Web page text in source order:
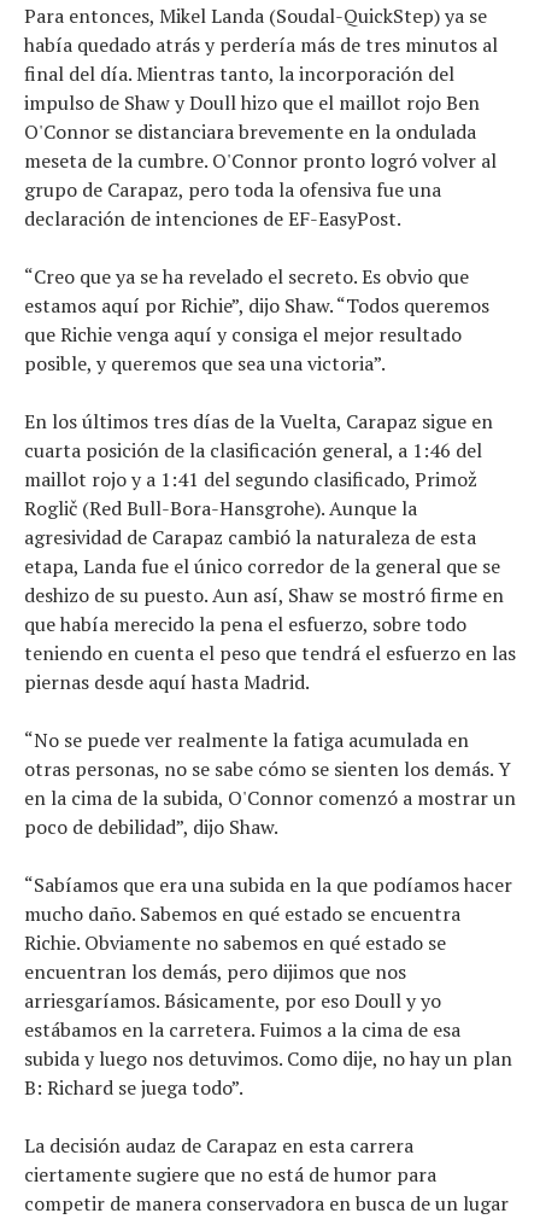
Para entonces, Mikel Landa (Soudal-QuickStep) ya se
había quedado atrás y perdería más de tres minutos al
final del día. Mientras tanto, la incorporación del
impulso de Shaw y Doull hizo que el maillot rojo Ben
O'Connor se distanciara brevemente en la ondulada
meseta de la cumbre. O'Connor pronto logró volver al
grupo de Carapaz, pero toda la ofensiva fue una
declaración de intenciones de EF-EasyPost.
“Creo que ya se ha revelado el secreto. Es obvio que
estamos aquí por Richie”, dijo Shaw. “Todos queremos
que Richie venga aquí y consiga el mejor resultado
posible, y queremos que sea una victoria”.
En los últimos tres días de la Vuelta, Carapaz sigue en
cuarta posición de la clasificación general, a 1:46 del
maillot rojo y a 1:41 del segundo clasificado, Primož
Roglič (Red Bull-Bora-Hansgrohe). Aunque la
agresividad de Carapaz cambió la naturaleza de esta
etapa, Landa fue el único corredor de la general que se
deshizo de su puesto. Aun así, Shaw se mostró firme en
que había merecido la pena el esfuerzo, sobre todo
teniendo en cuenta el peso que tendrá el esfuerzo en las
piernas desde aquí hasta Madrid.
“No se puede ver realmente la fatiga acumulada en
otras personas, no se sabe cómo se sienten los demás. Y
en la cima de la subida, O'Connor comenzó a mostrar un
poco de debilidad”, dijo Shaw.
“Sabíamos que era una subida en la que podíamos hacer
mucho daño. Sabemos en qué estado se encuentra
Richie. Obviamente no sabemos en qué estado se
encuentran los demás, pero dijimos que nos
arriesgaríamos. Básicamente, por eso Doull y yo
estábamos en la carretera. Fuimos a la cima de esa
subida y luego nos detuvimos. Como dije, no hay un plan
B: Richard se juega todo”.
La decisión audaz de Carapaz en esta carrera
ciertamente sugiere que no está de humor para
competir de manera conservadora en busca de un lugar